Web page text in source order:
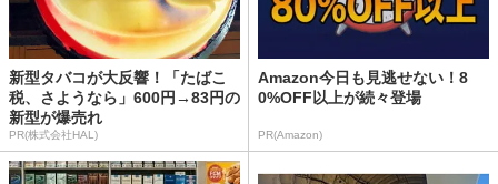
新型タバコが大反響！「たばこ
税、さようなら」600円→83円の
新型が爆売れ
PR(株式会社HAL)
Amazon今日も見逃せない！8
0%OFF以上が続々登場
PR(Amazon)